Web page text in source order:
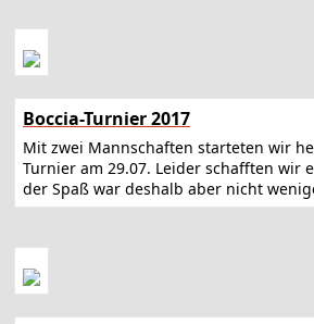
Boccia-Turnier 2017
Mit zwei Mannschaften starteten wir
Turnier am 29.07. Leider schafften wir
der Spaß war deshalb aber nicht